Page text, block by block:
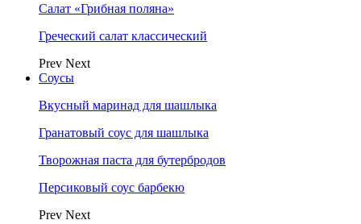
Салат «Грибная поляна»
Греческий салат классический
Prev Next
Соусы
Вкусный маринад для шашлыка
Гранатовый соус для шашлыка
Творожная паста для бутербродов
Персиковый соус барбекю
Prev Next